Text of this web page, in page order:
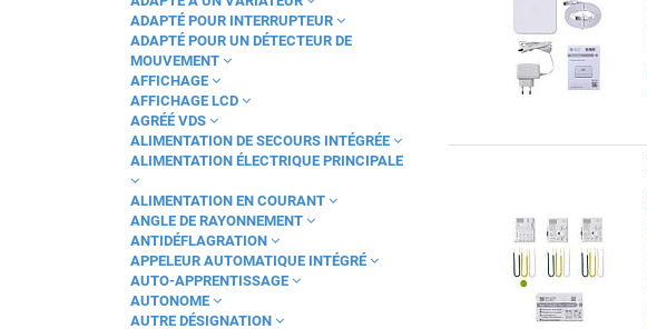
VALISE
ADAPTÉ POUR INTERRUPTEUR
ADAPTÉ POUR UN DÉTECTEUR DE
MOUVEMENT
AFFICHAGE
AFFICHAGE LCD
AGRÉÉ VDS
ALIMENTATION DE SECOURS INTÉGRÉE
ALIMENTATION ÉLECTRIQUE PRINCIPALE
ALIMENTATION EN COURANT
ANGLE DE RAYONNEMENT
ANTIDÉFLAGRATION
APPELEUR AUTOMATIQUE INTÉGRÉ
AUTO-APPRENTISSAGE
AUTONOME
AUTRE DÉSIGNATION